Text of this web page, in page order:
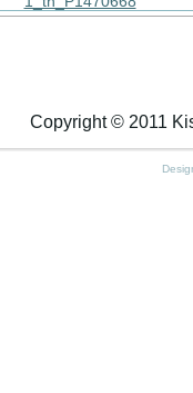
Copyright © 2011